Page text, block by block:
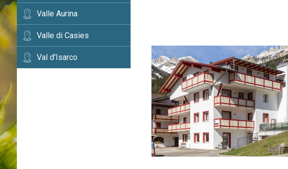
Valle Aurina
Valle di Casies
Val d'Isarco